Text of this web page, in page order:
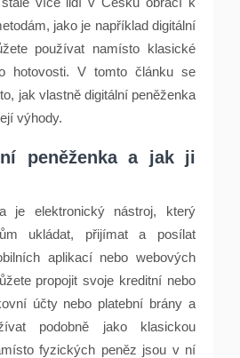
jako je například digitální
používat namísto klasické
hotovosti. V tomto článku se
jak vlastně digitální peněženka
výhody.
peněženka a jak ji
je elektronický nástroj, který
ukládat, přijímat a posílat
aplikací nebo webových
propojit svoje kreditní nebo
účty nebo platební brány a
podobně jako klasickou
fyzických peněz jsou v ní